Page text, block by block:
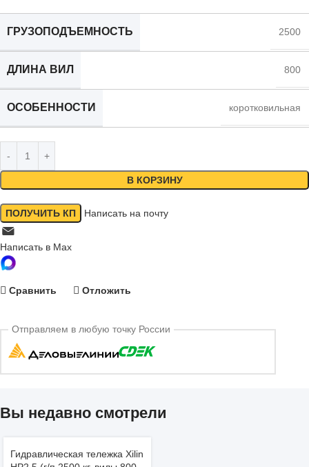
ГРУЗОПОДЪЕМНОСТЬ 2500
ДЛИНА ВИЛ 800
ОСОБЕННОСТИ коротковильная
В КОРЗИНУ
ПОЛУЧИТЬ КП Написать на почту
Написать в Max
Сравнить Отложить
Отправляем в любую точку России
Вы недавно смотрели
Гидравлическая тележка Xilin